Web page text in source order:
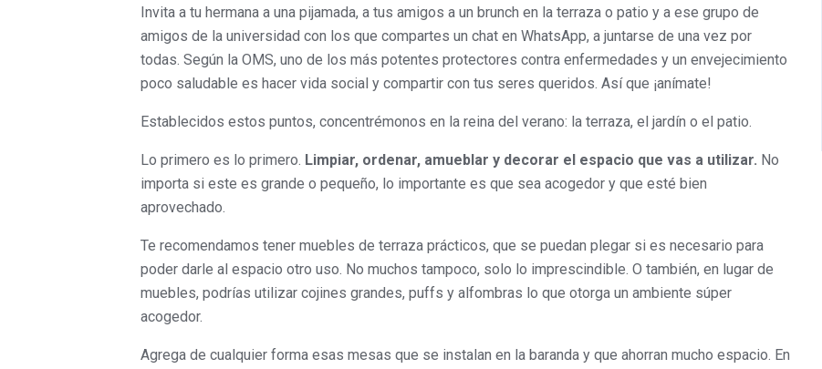
Invita a tu hermana a una pijamada, a tus amigos a un brunch en la terraza o patio y a ese grupo de
amigos de la universidad con los que compartes un chat en WhatsApp, a juntarse de una vez por
todas. Según la OMS, uno de los más potentes protectores contra enfermedades y un envejecimiento
poco saludable es hacer vida social y compartir con tus seres queridos. Así que ¡anímate!
Establecidos estos puntos, concentrémonos en la reina del verano: la terraza, el jardín o el patio.
Lo primero es lo primero. Limpiar, ordenar, amueblar y decorar el espacio que vas a utilizar. No
importa si este es grande o pequeño, lo importante es que sea acogedor y que esté bien
aprovechado.
Te recomendamos tener muebles de terraza prácticos, que se puedan plegar si es necesario para
poder darle al espacio otro uso. No muchos tampoco, solo lo imprescindible. O también, en lugar de
muebles, podrías utilizar cojines grandes, puffs y alfombras lo que otorga un ambiente súper
acogedor.
Agrega de cualquier forma esas mesas que se instalan en la baranda y que ahorran mucho espacio. En